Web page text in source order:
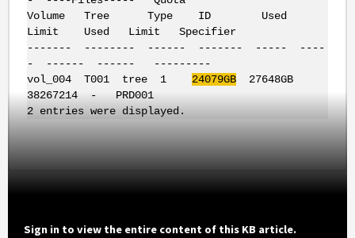
Volume Tree Type ID Used
Limit Used Limit Specifier
------- -------- ------ ------- ----- ----
- ------ ------ ---------
vol_004 T001 tree 1 24079GB27648GB
38267214 - PRD001
2 entries were displayed.
Sign in to view the entire content of this KB article.